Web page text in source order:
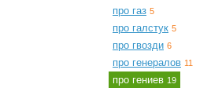
про газ 5
про галстук 5
про гвозди 6
про генералов 11
про гениев 19